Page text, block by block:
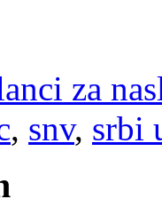
za
, snv, srbi